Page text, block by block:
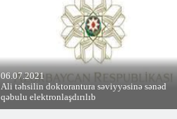
06.07.2021
Ali təhsilin doktorantura səviyyəsinə sənəd
qəbulu elektronlaşdırılıb